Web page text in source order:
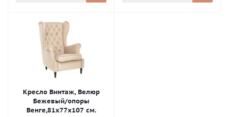
Кресло Винтаж, Велюр
Бежевый/опоры
Венге,81х77х107 см.